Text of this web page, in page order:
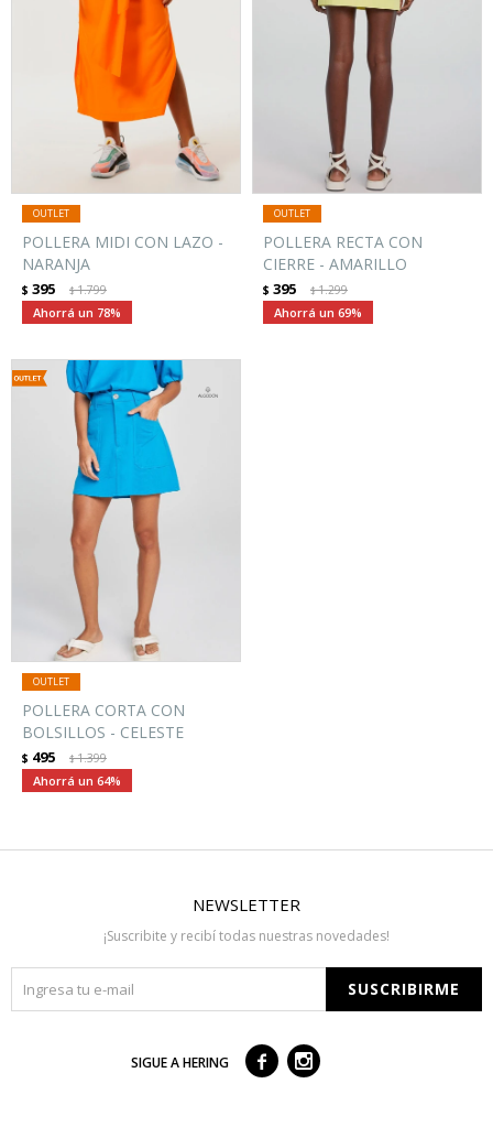
POLLERA MIDI CON LAZO -
NARANJA
$ 395 $1.799
78
POLLERA RECTA CON
CIERRE - AMARILLO
$ 395 $1.299
69
POLLERA CORTA CON
BOLSILLOS - CELESTE
$ 495 $1.399
64
NEWSLETTER
¡Suscribite y recibí todas nuestras novedades!
SUSCRIBIRME
SIGUE A HERING  